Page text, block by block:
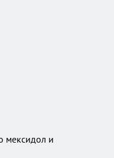
мексидол и